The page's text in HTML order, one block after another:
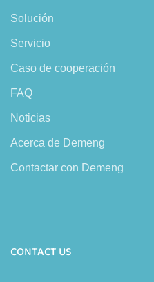
Solución
Servicio
Caso de cooperación
FAQ
Noticias
Acerca de Demeng
Contactar con Demeng
CONTACT US